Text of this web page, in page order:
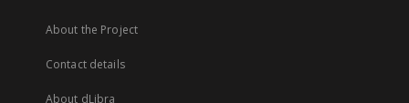
About the Project
Contact details
About dLibra